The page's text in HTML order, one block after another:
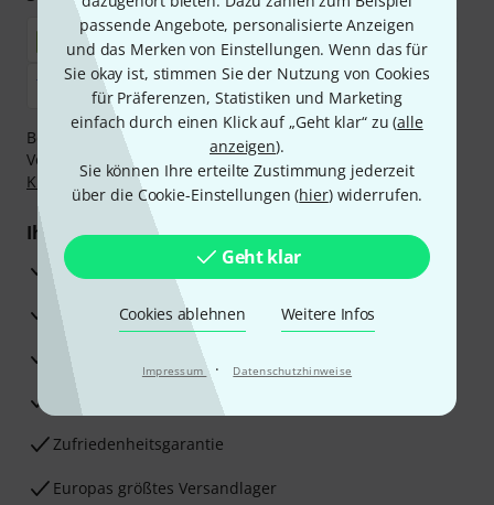
passende Angebote, personalisierte Anzeigen
und das Merken von Einstellungen. Wenn das für
Sie okay ist, stimmen Sie der Nutzung von Cookies
für Präferenzen, Statistiken und Marketing
einfach durch einen Klick auf „Geht klar“ zu (alle
anzeigen).
Sie können Ihre erteilte Zustimmung jederzeit
über die Cookie-Einstellungen (hier) widerrufen.
Geht klar
Cookies ablehnen Weitere Infos
Impressum · Datenschutzhinweise
Bezahlen Sie vertraulich und sicher per Nachnahme,
Vorkasse, PayPal, Amazon Pay,Klarna Sofort bezahlen
Klarna Ratenzahlungoder Kreditkarte.
Ihre Vorteile
3 Jahre Thomann Garantie
30 Tage Money-Back-Garantie
Beratung durch Fachexperten
Zufriedenheitsgarantie
Europas größtes Versandlager